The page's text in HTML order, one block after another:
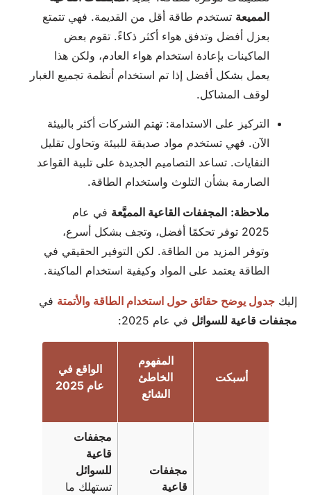
المميعة تستخدم طاقة أقل من القديمة. فهي تتمتع
بعزل أفضل وتدفق هواء أكثر ذكاءً. تقوم بعض
الماكينات بإعادة استخدام هواء العادم، ولكن هذا
يعمل بشكل أفضل إذا تم استخدام أنظمة تجميع الغبار
لوقف المشاكل.
التركيز على الاستدامة: تهتم الشركات أكثر بالبيئة
الآن. فهي تستخدم مواد صديقة للبيئة وتحاول تقليل
النفايات. تساعد التصاميم الجديدة على تلبية القواعد
الصارمة بشأن التلوث واستخدام الطاقة.
ملاحظة: المجففات القاعية المميَّعة في عام
2025 توفر تحكمًا أفضل، وتجف بشكل أسرع،
وتوفر المزيد من الطاقة. لكن التوفير الحقيقي في
الطاقة يعتمد على المواد وكيفية استخدام الماكينة.
إليك جدول يوضح حقائق حول استخدام الطاقة والأتمتة في
مجففات قاعية للسوائل في عام 2025:
أسبكت
المفهوم
الخاطئ
الشائع
الواقع في
عام 2025
مجففات
قاعية
مجففات
قاعية
للسوائل
تستهلك ما